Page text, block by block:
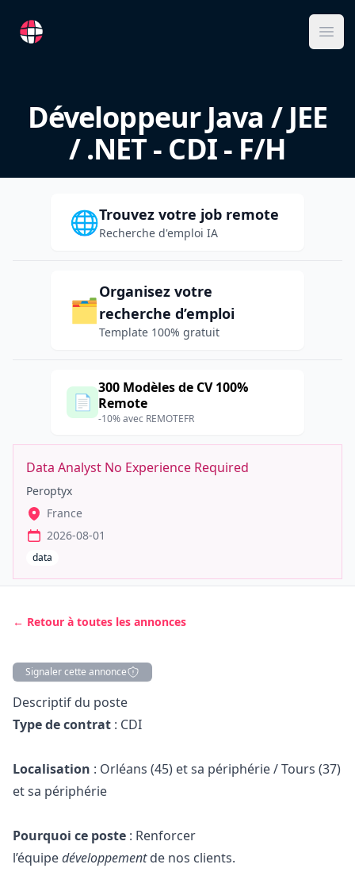
RemoteFR
Développeur Java / JEE
/ .NET - CDI - F/H
🌐Trouvez votre job remote
Recherche d'emploi IA
🗂️
Organisez votre
recherche d’emploi
Template 100% gratuit
📄
300 Modèles de CV 100%
Remote
-10% avec REMOTEFR
Data Analyst No Experience Required
Peroptyx
France
2026-08-01
data
← Retour à toutes les annonces
Signaler cette annonce
Description
Descriptif du poste
Type de contrat : CDI
Localisation : Orléans (45) et sa périphérie / Tours (37)
et sa périphérie
Pourquoi ce poste : Renforcer
l’équipedéveloppementde nos clients.